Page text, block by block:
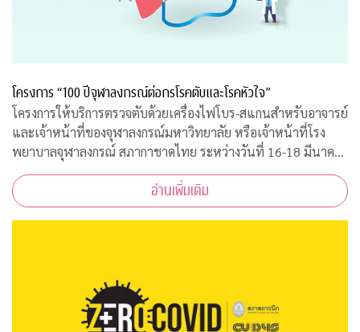
โครงการ “100 ปีจุฬาลงกรณ์ต่อกรโรคตับและโรคหัวใจ”
โครงการให้บริการตรวจตับด้วยเครื่องไฟโบร-สแกนสำหรับอาจารย์
และเจ้าหน้าที่ของจุฬาลงกรณ์มหาวิทยาลัย หรือเจ้าหน้าที่โรง
พยาบาลจุฬาลงกรณ์ สภากาชาดไทย ระหว่างวันที่ 16-18 มีนาคม
2563 เวลา 08.00-15.00 ณ ฝ่ายธนาคารเลือด ชั้น 3B อาคารภูมิสิ
ริมังคลานุสรณ์ รพ.จุฬาลงกรอ่านเพิ่มเติม